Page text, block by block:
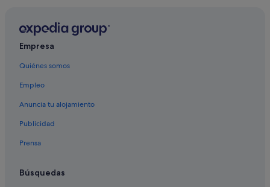
Moteles en Sevilla
Hoteles con bodega en Santa Cruz
Apartoteles en Provincia de Sevilla
Hoteles de 3 estrellas en Triana
Santa Cruz hoteles
Empresa
Quiénes somos
Empleo
Anuncia tu alojamiento
Publicidad
Prensa
Búsquedas